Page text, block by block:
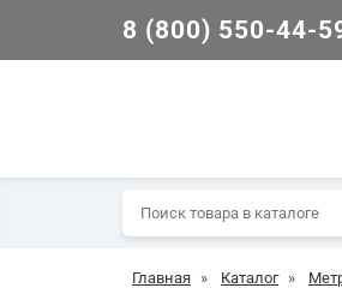
8 (800) 550-44-
Главная » Каталог »